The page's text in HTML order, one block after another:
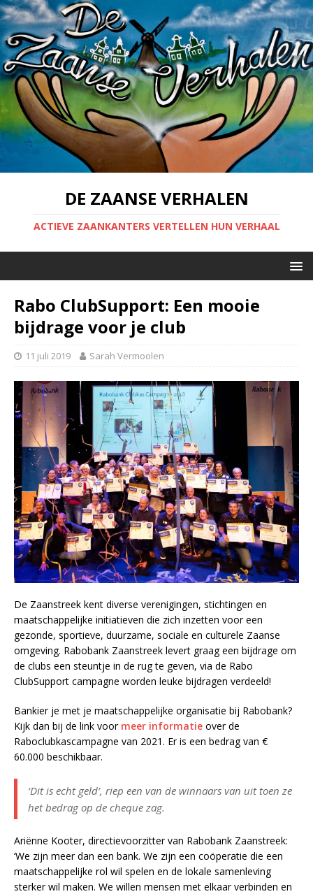
DE ZAANSE VERHALEN
ACTIEVE ZAANKANTERS VERTELLEN HUN VERHAAL
Rabo ClubSupport: Een mooie
bijdrage voor je club
11 juli 2019 Sarah Vermoolen
De Zaanstreek kent diverse verenigingen, stichtingen en
maatschappelijke initiatieven die zich inzetten voor een
gezonde, sportieve, duurzame, sociale en culturele Zaanse
omgeving. Rabobank Zaanstreek levert graag een bijdrage om
de clubs een steuntje in de rug te geven, via de Rabo
ClubSupport campagne worden leuke bijdragen verdeeld!
Bankier je met je maatschappelijke organisatie bij Rabobank?
Kijk dan bij de link voormeer informatie over de
Raboclubkascampagne van 2021. Er is een bedrag van €
60.000 beschikbaar.
‘Dit is echt geld’, riep een van de winnaars van uit toen ze
het bedrag op de cheque zag.
Ariënne Kooter, directievoorzitter van Rabobank Zaanstreek:
‘We zijn meer dan een bank. We zijn een coöperatie die een
maatschappelijke rol wil spelen en de lokale samenleving
sterker wil maken. We willen mensen met elkaar verbinden en